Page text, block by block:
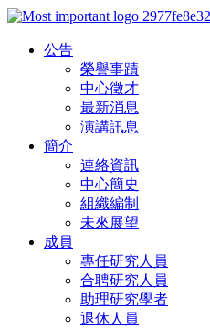
公告
榮譽事蹟
中心徵才
最新消息
演講訊息
簡介
連絡資訊
中心簡史
組織編制
未來展望
成員
專任研究人員
合聘研究人員
助理研究學者
退休人員